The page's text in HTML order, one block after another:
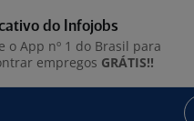
do Infojobs
o App nº 1 do Brasil para
empregos GRÁTIS!!